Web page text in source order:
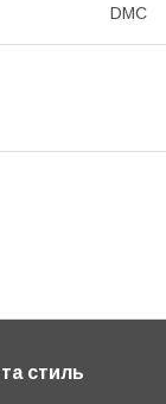
DMC
стиль